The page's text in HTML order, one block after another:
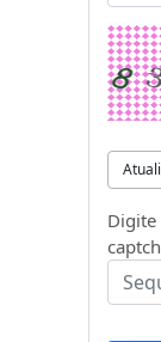
Digite